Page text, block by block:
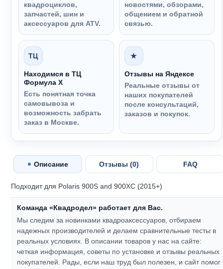
квадроциклов,
запчастей, шин и
аксессуаров для ATV.
новостями, обзорами,
общением и обратной
связью.
ТЦ
Находимся в ТЦ
Формула Х
Есть понятная точка
самовывоза и
возможность забрать
заказ в Москве.
★
Отзывы на Яндексе
Реальные отзывы от
наших покупателей
после консультаций,
заказов и покупок.
Описание Отзывы (0) FAQ
Подходит для Polaris 900S and 900XC (2015+)
Команда «Квадродел» работает для Вас.
Мы следим за новинками квадроаксессуаров, отбираем
надежных производителей и делаем сравнительные тесты в
реальных условиях. В описании товаров у нас на сайте:
четкая информация, советы по установке и отзывы реальных
покупателей. Рады, если наш труд был полезен, и сайт помог